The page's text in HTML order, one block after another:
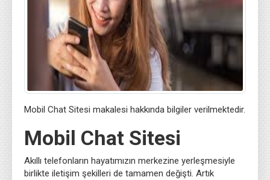
Mobil Chat Sitesi makalesi hakkında bilgiler verilmektedir.
Mobil Chat Sitesi
Akıllı telefonların hayatımızın merkezine yerleşmesiyle
birlikte iletişim şekilleri de tamamen değişti. Artık